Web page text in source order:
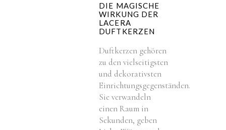
DIE MAGISCHE
WIRKUNG DER
LACERA
DUFTKERZEN
Duftkerzen gehören
zu den vielseitigsten
und dekorativsten
Einrichtungsgegenständen.
Sie verwandeln
einen Raum in
Sekunden, geben